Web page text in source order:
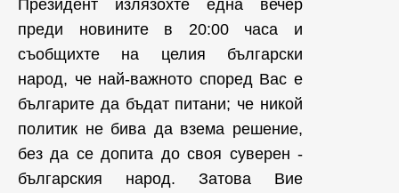
Президент излязохте една вечер
преди новините в 20:00 часа и
съобщихте на целия български
народ, че най-важното според Вас е
българите да бъдат питани; че никой
политик не бива да взема решение,
без да се допита до своя суверен -
българския народ. Затова Вие